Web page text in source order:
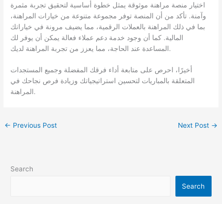
اختيار منصة مراهنة موثوقة يمثل خطوة أساسية لتحقيق تجربة مثمرة
وآمنة. تأكد من أن المنصة توفر مجموعة متنوعة من خيارات المراهنة،
بما في ذلك المراهنة بالعملات الرقمية، مما يضيف مرونة في خياراتك
المالية. كما أن وجود خدمة دعم عملاء فعالة يمكن أن يوفر لك
المساعدة عند الحاجة، مما يعزز من تجربة المراهنة لديك.
أخيرًا، احرص على متابعة أداء فرقك المفضلة وجميع المستجدات
المتعلقة بالمباريات لتحسين استراتيجياتك وزيادة فرص نجاحك في
المراهنة.
← Previous Post Next Post →
Search
Search